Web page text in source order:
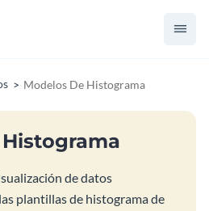
Modelos De Histograma
de datos
plantillas de histograma de